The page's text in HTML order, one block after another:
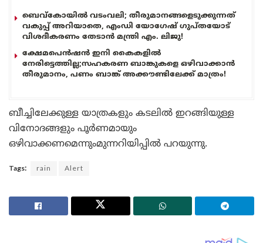
ബെവ്കോയിൽ വടംവലി; തീരുമാനങ്ങളെടുക്കുന്നത്
വകുപ്പ് അറിയാതെ, എംഡി യോഗേഷ് ഗുപ്തയോട്
വിശദീകരണം തേടാൻ മന്ത്രി എം. ലിജു!
ക്ഷേമപെൻഷൻ ഇനി കൈകളിൽ
നേരിട്ടെത്തില്ല;സഹകരണ ബാങ്കുകളെ ഒഴിവാക്കാൻ
തീരുമാനം, പണം ബാങ്ക് അക്കൗണ്ടിലേക്ക് മാത്രം!
ബീച്ചിലേക്കുള്ള യാത്രകളും കടലിൽ ഇറങ്ങിയുള്ള
വിനോദങ്ങളും പൂർണമായും
ഒഴിവാക്കണമെന്നുംമുന്നറിയിപ്പിൽ പറയുന്നു.
Tags: rain Alert